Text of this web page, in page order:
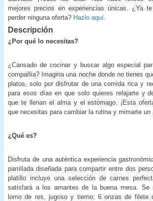
mejores precios en experiencias únicas. ¿Ya
perder ninguna oferta? Hazlo aquí
Descripción
¿Por qué lo necesitas?
¿Cansado de cocinar y buscar algo especial
compañía? Imagina una noche donde no tienes
platos, solo por disfrutar de una comida rica y
para esos días en que solo quieres relajarte y
que te llenan el alma y el estómago. ¡Esta
que necesitas para cambiar la rutina y mimarte un
¿Qué es?
Disfruta de una auténtica experiencia
parrillada diseñada para compartir entre dos
platillo incluye una selección de carnes
satisfará a los amantes de la buena mesa. Se
lomo de res, jugoso y tierno; 6 onzas de filete